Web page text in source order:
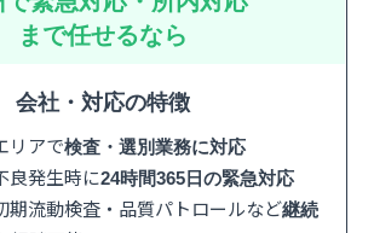
まで任せるなら
会社・対応の特徴
リアで検査・選別業務に対応
良発生時に24時間365日の緊急対応
期流動検査・品質パトロールなど継続